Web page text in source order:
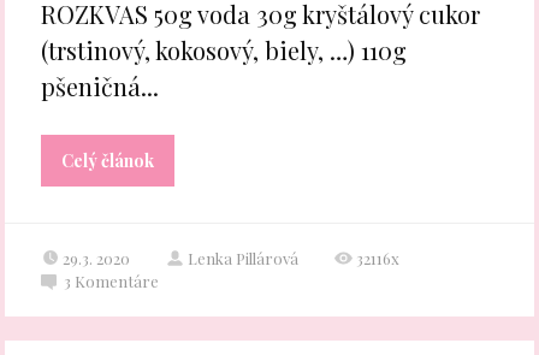
ROZKVAS 50g voda 30g kryštálový cukor
(trstinový, kokosový, biely, …) 110g
pšeničná...
Celý článok
29.3. 2020 Lenka Pillárová
32116x
3 Komentáre